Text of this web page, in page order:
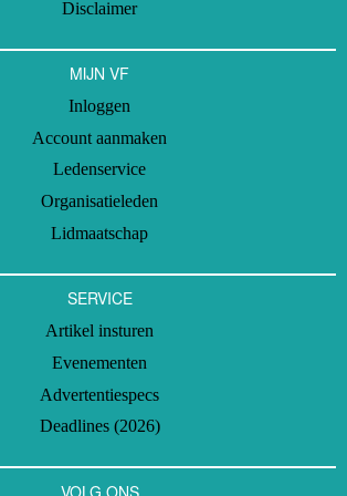
Disclaimer
MIJN VF
Inloggen
Account aanmaken
Ledenservice
Organisatieleden
Lidmaatschap
SERVICE
Artikel insturen
Evenementen
Advertentiespecs
Deadlines (2026)